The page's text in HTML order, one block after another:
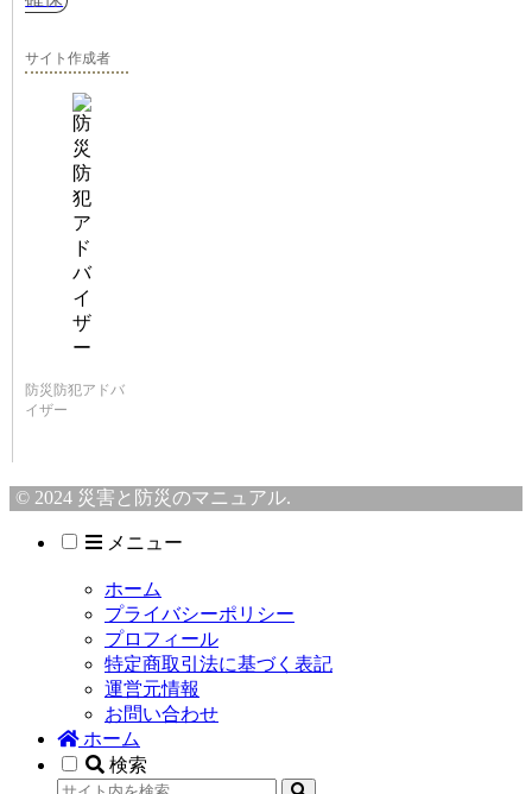
サイト作成者
防災防犯アドバ
イザー
© 2024 災害と防災のマニュアル.
メニュー
ホーム
プライバシーポリシー
プロフィール
特定商取引法に基づく表記
運営元情報
お問い合わせ
ホーム
検索